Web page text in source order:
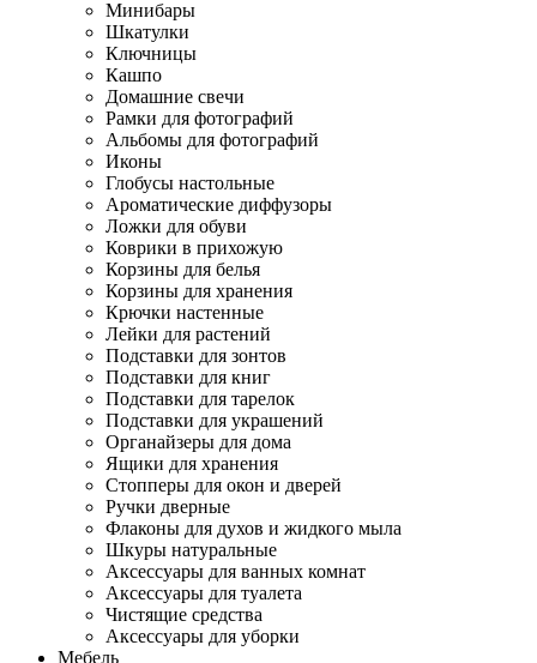
Минибары
Шкатулки
Ключницы
Кашпо
Домашние свечи
Рамки для фотографий
Альбомы для фотографий
Иконы
Глобусы настольные
Ароматические диффузоры
Ложки для обуви
Коврики в прихожую
Корзины для белья
Корзины для хранения
Крючки настенные
Лейки для растений
Подставки для зонтов
Подставки для книг
Подставки для тарелок
Подставки для украшений
Органайзеры для дома
Ящики для хранения
Стопперы для окон и дверей
Ручки дверные
Флаконы для духов и жидкого мыла
Шкуры натуральные
Аксессуары для ванных комнат
Аксессуары для туалета
Чистящие средства
Аксессуары для уборки
Мебель